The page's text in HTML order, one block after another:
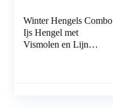
Winter Hengels Combo
Ijs Hengel met
Vismolen en Lijn